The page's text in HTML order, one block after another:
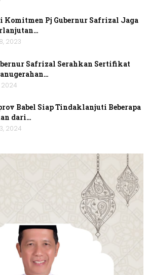
Komitmen Pj Gubernur Safrizal Jaga
2023
Safrizal Serahkan Sertifikat
2024
Babel Siap Tindaklanjuti Beberapa
dari…
2024